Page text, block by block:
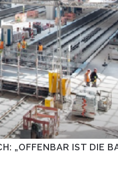
„OFFENBAR IST DIE